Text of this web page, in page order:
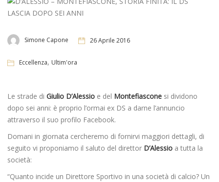
Simone Capone 26 Aprile 2016
Eccellenza, Ultim'ora
Le strade di Giulio D’Alessio e del Montefiascone si dividono
dopo sei anni: è proprio l’ormai ex DS a darne l’annuncio
attraverso il suo profilo Facebook.
Domani in giornata cercheremo di fornirvi maggiori dettagli, di
seguito vi proponiamo il saluto del direttor D’Alessio a tutta la
società:
“Quanto incide un Direttore Sportivo in una società di calcio? Un